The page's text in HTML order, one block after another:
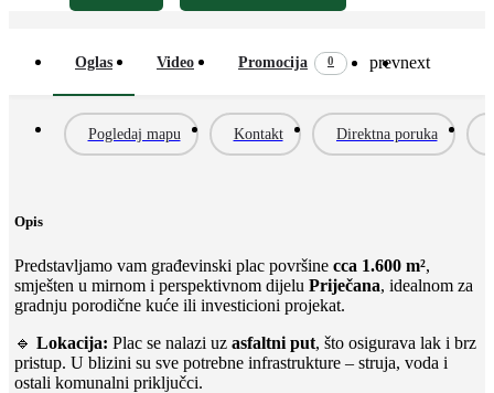
Oglas Video Promocija 0 prevnext
Pogledaj mapu Kontakt Direktna poruka
Opis
Predstavljamo vam građevinski plac površine cca 1.600 m²,
smješten u mirnom i perspektivnom dijelu Priječana, idealnom za
gradnju porodične kuće ili investicioni projekat.
🔹 Lokacija: Plac se nalazi uz asfaltni put, što osigurava lak i brz
pristup. U blizini su sve potrebne infrastrukture – struja, voda i
ostali komunalni priključci.